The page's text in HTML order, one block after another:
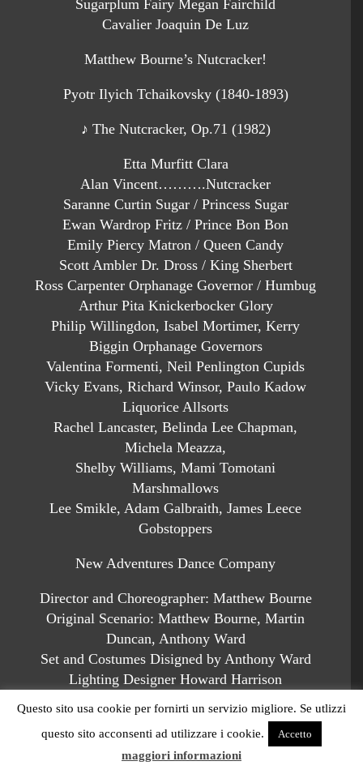
Sugarplum Fairy Megan Fairchild
Cavalier Joaquin De Luz
Matthew Bourne’s Nutcracker!
Pyotr Ilyich Tchaikovsky (1840-1893)
♪ The Nutcracker, Op.71 (1982)
Etta Murfitt Clara
Alan Vincent……….Nutcracker
Saranne Curtin Sugar / Princess Sugar
Ewan Wardrop Fritz / Prince Bon Bon
Emily Piercy Matron / Queen Candy
Scott Ambler Dr. Dross / King Sherbert
Ross Carpenter Orphanage Governor / Humbug
Arthur Pita Knickerbocker Glory
Philip Willingdon, Isabel Mortimer, Kerry
Biggin Orphanage Governors
Valentina Formenti, Neil Penlington Cupids
Vicky Evans, Richard Winsor, Paulo Kadow
Liquorice Allsorts
Rachel Lancaster, Belinda Lee Chapman,
Michela Meazza,
Shelby Williams, Mami Tomotani
Marshmallows
Lee Smikle, Adam Galbraith, James Leece
Gobstoppers
New Adventures Dance Company
Director and Choreographer: Matthew Bourne
Original Scenario: Matthew Bourne, Martin
Duncan, Anthony Ward
Set and Costumes Disigned by Anthony Ward
Lighting Designer Howard Harrison
Music by Pyotr Ilyich Tchaikovsky
Questo sito usa cookie per fornirti un servizio migliore. Se utlizzi
questo sito acconsenti ad utilizzare i cookie.
Accetto
maggiori informazioni